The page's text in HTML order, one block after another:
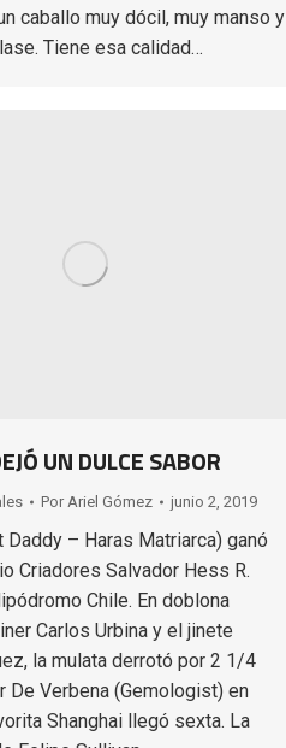
caballo muy dócil, muy manso y
Tiene esa calidad…
UN DULCE SABOR
Por Ariel Gómez junio 2, 2019
Daddy – Haras Matriarca) ganó
Criadores Salvador Hess R.
Chile. En doblona
Carlos Urbina y el jinete
la mulata derrotó por 2 1/4
De Verbena (Gemologist) en
Shanghai llegó sexta. La